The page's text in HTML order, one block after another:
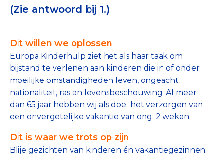
Download de Geef Gerust Checklist
Data & Onderzoek
Betrouwbare data over goede doelen
CBF-publicaties
State of the Sector
Het Nederlandse Donateurspanel
(Zie antwoord bij 1.)
Dit willen we oplossen
Europa Kinderhulp ziet het als haar taak om
bijstand te verlenen aan kinderen die in of onder
moeilijke omstandigheden leven, ongeacht
nationaliteit, ras en levensbeschouwing. Al meer
dan 65 jaar hebben wij als doel het verzorgen van
een onvergetelijke vakantie van ong. 2 weken.
Dit is waar we trots op zijn
Blije gezichten van kinderen én vakantiegezinnen.